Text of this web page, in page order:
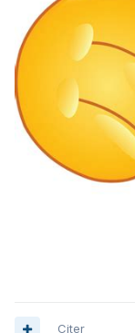
Citer